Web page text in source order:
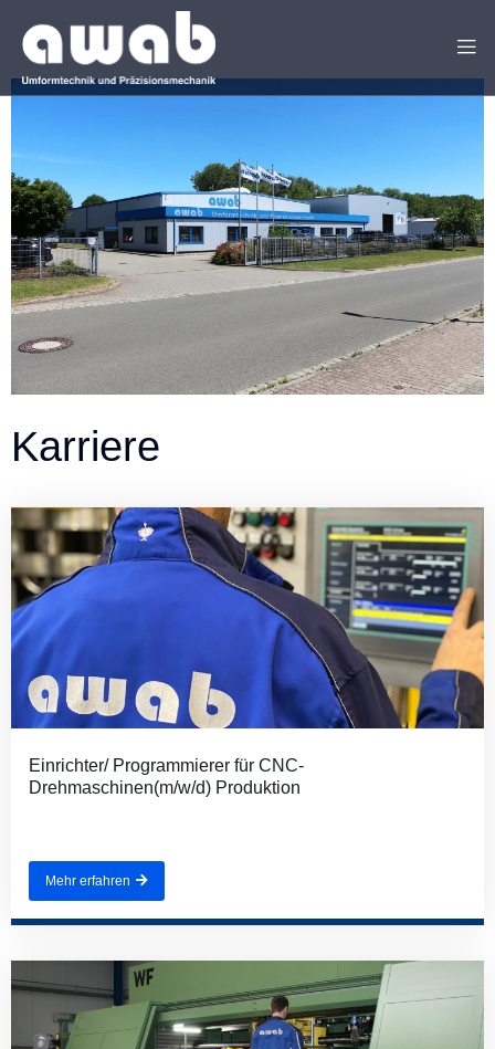
Karriere
Einrichter/ Programmierer für CNC-
Drehmaschinen(m/w/d) Produktion
Mehr erfahren